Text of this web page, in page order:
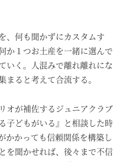
、何も聞かずにカスタムす
か１つお土産を一緒に選んで
いく。人混みで離れ離れにな
まると考えて合流する。
オが補佐するジュニアクラブ
子どもがいる』と相談した時
かかっても信頼関係を構築し
を聞かせれば、後々まで不信